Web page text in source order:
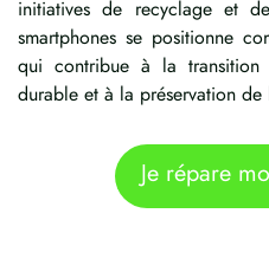
initiatives de recyclage et
smartphones se positionne
qui contribue à la transition
durable et à la préservation de
Je répare